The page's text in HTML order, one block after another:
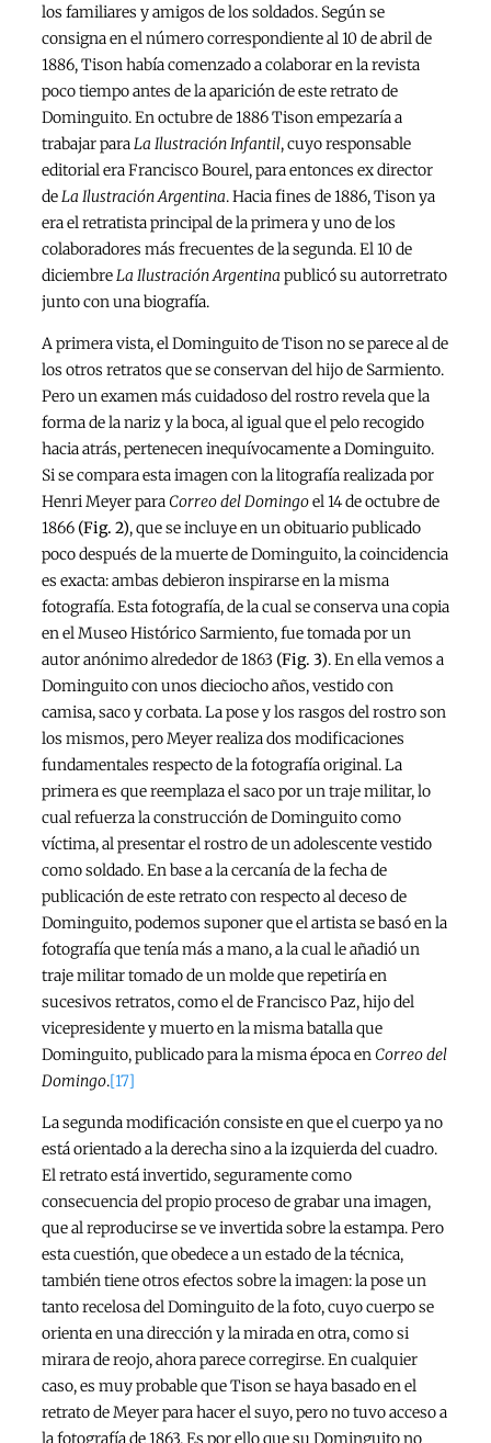
los familiares y amigos de los soldados. Según se
consigna en el número correspondiente al 10 de abril de
1886, Tison había comenzado a colaborar en la revista
poco tiempo antes de la aparición de este retrato de
Dominguito. En octubre de 1886 Tison empezaría a
trabajar para La Ilustración Infantil, cuyo responsable
editorial era Francisco Bourel, para entonces ex director
de La Ilustración Argentina. Hacia fines de 1886, Tison ya
era el retratista principal de la primera y uno de los
colaboradores más frecuentes de la segunda. El 10 de
diciembre La Ilustración Argentina publicó su autorretrato
junto con una biografía.
A primera vista, el Dominguito de Tison no se parece al de
los otros retratos que se conservan del hijo de Sarmiento.
Pero un examen más cuidadoso del rostro revela que la
forma de la nariz y la boca, al igual que el pelo recogido
hacia atrás, pertenecen inequívocamente a Dominguito.
Si se compara esta imagen con la litografía realizada por
Henri Meyer para Correo del Domingoel 14 de octubre de
1866 (Fig. 2), que se incluye en un obituario publicado
poco después de la muerte de Dominguito, la coincidencia
es exacta: ambas debieron inspirarse en la misma
fotografía. Esta fotografía, de la cual se conserva una copia
en el Museo Histórico Sarmiento, fue tomada por un
autor anónimo alrededor de 1863 (Fig. 3). En ella vemos a
Dominguito con unos dieciocho años, vestido con
camisa, saco y corbata. La pose y los rasgos del rostro son
los mismos, pero Meyer realiza dos modificaciones
fundamentales respecto de la fotografía original. La
primera es que reemplaza el saco por un traje militar, lo
cual refuerza la construcción de Dominguito como
víctima, al presentar el rostro de un adolescente vestido
como soldado. En base a la cercanía de la fecha de
publicación de este retrato con respecto al deceso de
Dominguito, podemos suponer que el artista se basó en la
fotografía que tenía más a mano, a la cual le añadió un
traje militar tomado de un molde que repetiría en
sucesivos retratos, como el de Francisco Paz, hijo del
vicepresidente y muerto en la misma batalla que
Dominguito, publicado para la misma época en Correo del
Domingo.[17]
La segunda modificación consiste en que el cuerpo ya no
está orientado a la derecha sino a la izquierda del cuadro.
El retrato está invertido, seguramente como
consecuencia del propio proceso de grabar una imagen,
que al reproducirse se ve invertida sobre la estampa. Pero
esta cuestión, que obedece a un estado de la técnica,
también tiene otros efectos sobre la imagen: la pose un
tanto recelosa del Dominguito de la foto, cuyo cuerpo se
orienta en una dirección y la mirada en otra, como si
mirara de reojo, ahora parece corregirse. En cualquier
caso, es muy probable que Tison se haya basado en el
retrato de Meyer para hacer el suyo, pero no tuvo acceso a
la fotografía de 1863. Es por ello que su Dominguito no